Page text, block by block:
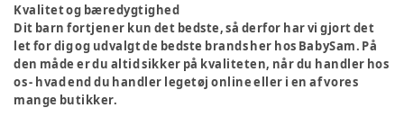
Kvalitet og bæredygtighed
Dit barn fortjener kun det bedste, så derfor har vi gjort det
let for dig og udvalgt de bedste brands her hos BabySam. På
den måde er du altid sikker på kvaliteten, når du handler hos
os - hvad end du handler legetøj online eller i en af vores
mange butikker.